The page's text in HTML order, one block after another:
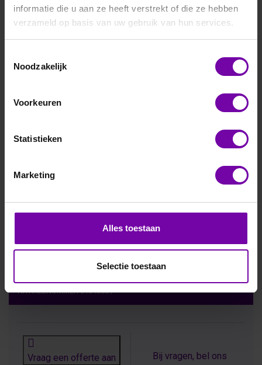
informatie die u aan ze heeft verstrekt of die ze hebben
verzameld op basis van uw gebruik van hun services.
Noodzakelijk
Voorkeuren
Statistieken
Marketing
Alles toestaan
Selectie toestaan
HUMOR20-M1
ARTIKELNUMMER 6104800 /
Vraag een offerte aan Bij vragen, bel ons